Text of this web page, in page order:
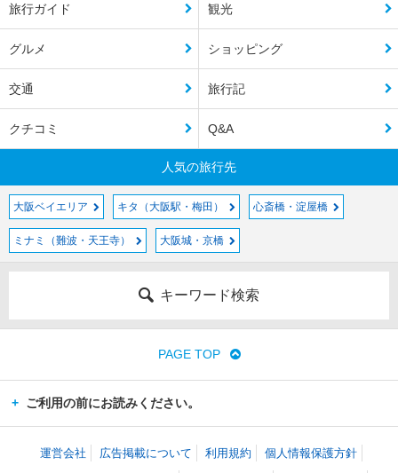
旅行ガイド 観光
グルメ ショッピング
交通 旅行記
クチコミ Q&A
人気の旅行先
大阪ベイエリア キタ（大阪駅・梅田） 心斎橋・淀屋橋
ミナミ（難波・天王寺） 大阪城・京橋
キーワード検索
PAGE TOP
ご利用の前にお読みください。
運営会社 広告掲載について 利用規約
個人情報保護方針